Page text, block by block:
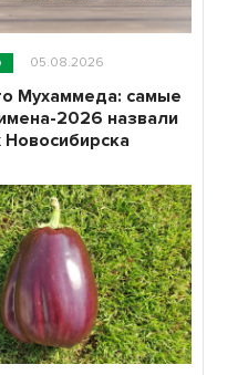
05.08.2026
Мухаммеда: самые
2026 назвали
Новосибирска